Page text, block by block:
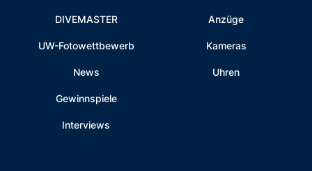
DIVEMASTER
UW-Fotowettbewerb
News
Gewinnspiele
Interviews
Anzüge
Kameras
Uhren